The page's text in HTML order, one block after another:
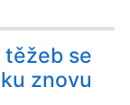
se
znovu